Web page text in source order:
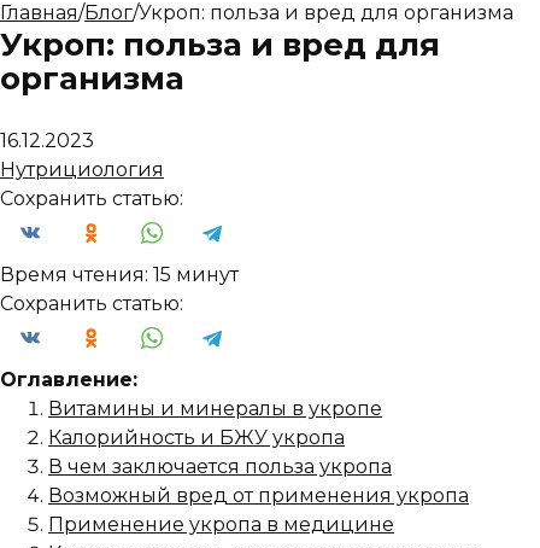
Главная/Блог/Укроп: польза и вред для организма
Укроп: польза и вред для
организма
16.12.2023
Нутрициология
Сохранить статью:
Время чтения: 15 минут
Сохранить статью:
Оглавление:
Витамины и минералы в укропе
Калорийность и БЖУ укропа
В чем заключается польза укропа
Возможный вред от применения укропа
Применение укропа в медицине